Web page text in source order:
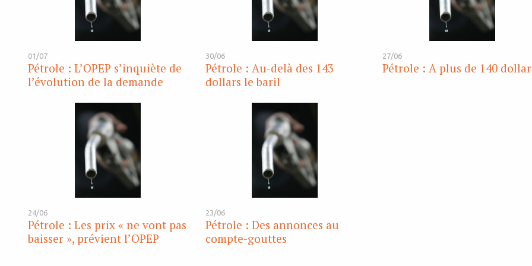
01/07
Pétrole : L’OPEP s’inquiète de
l’évolution de la demande
30/06
Pétrole : Au-delà des 143
dollars le baril
27/06
Pétrole : A plus de 140
24/06
Pétrole : Les prix « ne vont pas
baisser », prévient l’OPEP
23/06
Pétrole : Des annonces au
compte-gouttes